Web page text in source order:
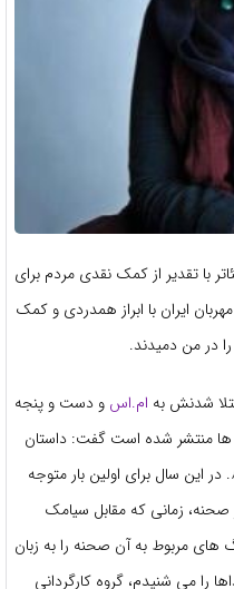
با تقدیر از کمک نقدی مردم برای
ایران با ابراز همدردی و کمک
را در من دمیدند.
شدنش به ام.اس و دست و پنجه
ها منتشر شده است گفت: داستان
من و بیماری ام.اس برمی گردد به سال ۸۸. در این سال برای اولین بار متوجه
زمانی که مقابل سیامک
های مربوط به آن صحنه را به زبان
را می شنیدم، گروه کارگردانی